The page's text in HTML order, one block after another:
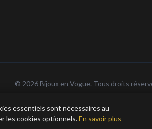
© 2026 Bijoux en Vogue. Tous droits
essentiels sont nécessaires au
les cookies optionnels.En savoir plus